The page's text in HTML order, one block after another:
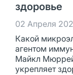
здоровье
02 Апреля
Какой
агентом
Майкл Мюррей
укрепляет